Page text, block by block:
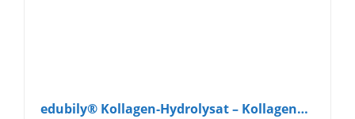
edubily® Kollagen-Hydrolysat – Kollagen…